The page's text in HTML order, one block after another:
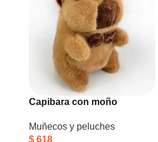
Capibara con moño
Muñecos y peluches
$ 618